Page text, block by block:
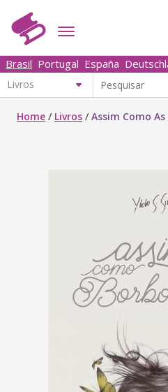
Brasil Portugal España
Home / Livros /Assim Como